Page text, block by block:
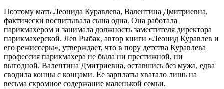
Поэтому мать Леонида Куравлева, Валентина Дмитриевна,
фактически воспитывала сына одна. Она работала
парикмахером и занимала должность заместителя директора
парикмахерской. Лев Рыбак, автор книги «Леонид Куравлев и
его режиссеры», утверждает, что в пору детства Куравлева
профессия парикмахера не была ни престижной, ни
выгодной. Валентина Дмитриевна, оставшись без мужа, едва
сводила концы с концами. Ее зарплаты хватало лишь на
весьма скромное содержание маленькой семьи.